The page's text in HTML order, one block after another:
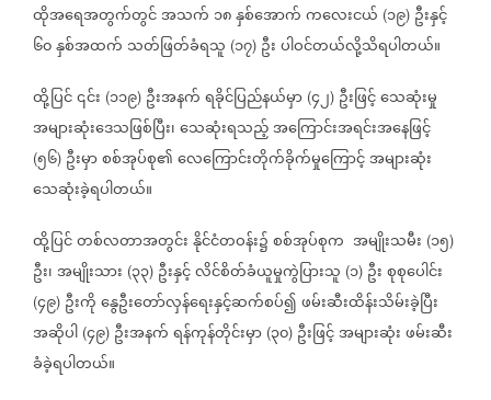
ထိုအရေအတွက်တွင်အသက် ၁၈နှစ်အောက်ကလေးငယ် (၁၉) ဦးနှင့်
၆၀နှစ်အထက် သတ်ဖြတ်ခံရသူ (၁၇) ဦးပါဝင်တယ်လို့သိရပါတယ်။
ထို့ပြင်၎င်း (၁၁၉) ဦးအနက်ရခိုင်ပြည်နယ်မှာ (၄၂) ဦးဖြင့်သေဆုံးမှု
အများဆုံးဒေသဖြစ်ပြီး၊သေဆုံးရသည့်အကြောင်းအရင်းအနေဖြင့်
(၅၆) ဦးမှာစစ်အုပ်စု၏လေကြောင်းတိုက်ခိုက်မှုကြောင့်အများဆုံး
သေဆုံးခဲ့ရပါတယ်။
ထို့ပြင်တစ်လတာအတွင်းနိုင်ငံတဝန်း၌စစ်အုပ်စုက အမျိုးသမီး (၁၅)
ဦး၊အမျိုးသား (၃၃) ဦးနှင့်လိင်စိတ်ခံယူမှုကွဲပြားသူ (၁) ဦးစုစုပေါင်း
(၄၉) ဦးကိုနွေဦးတော်လှန်ရေးနှင့်ဆက်စပ်၍ဖမ်းဆီးထိန်းသိမ်းခဲ့ပြီး
အဆိုပါ (၄၉) ဦးအနက်ရန်ကုန်တိုင်းမှာ (၃၀) ဦးဖြင့်အများဆုံးဖမ်းဆီး
ခံခဲ့ရပါတယ်။